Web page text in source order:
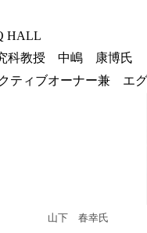
HALL
科教授 中嶋 康博氏
ブオーナー兼 エ
山下 春幸氏